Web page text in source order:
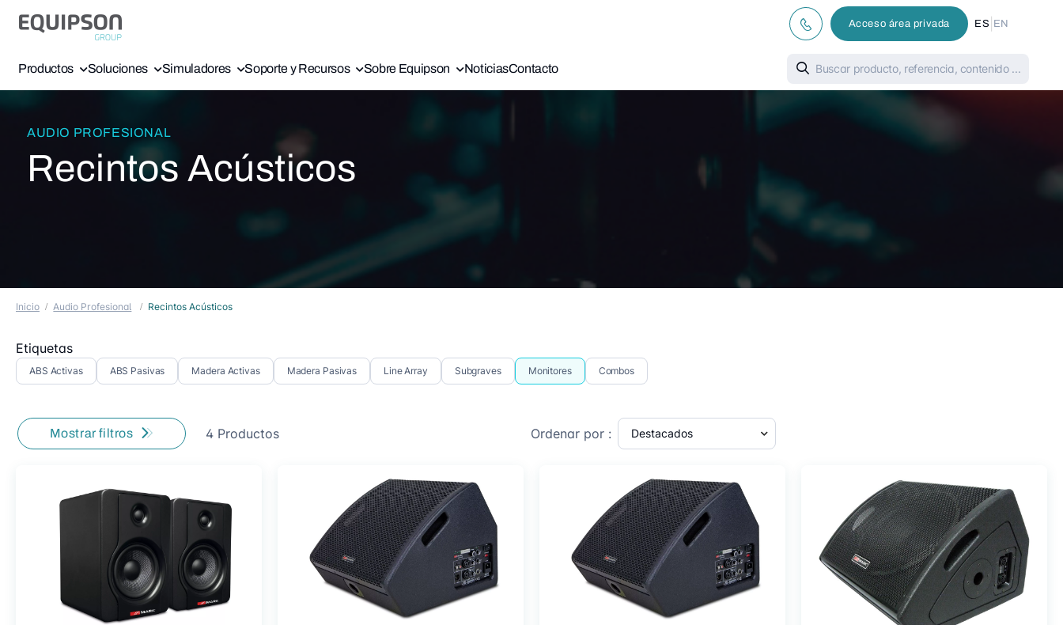
Acceso área privada ES EN
Productos Soluciones Simuladores Soporte y Recursos Sobre Equipson NoticiasContacto
AUDIO PROFESIONAL
Recintos Acústicos
Inicio Audio Profesional Recintos Acústicos
Etiquetas
ABS Activas ABS Pasivas Madera Activas Madera Pasivas Line Array Subgraves Monitores Combos
Mostrar filtros 4 Productos Ordenar por :